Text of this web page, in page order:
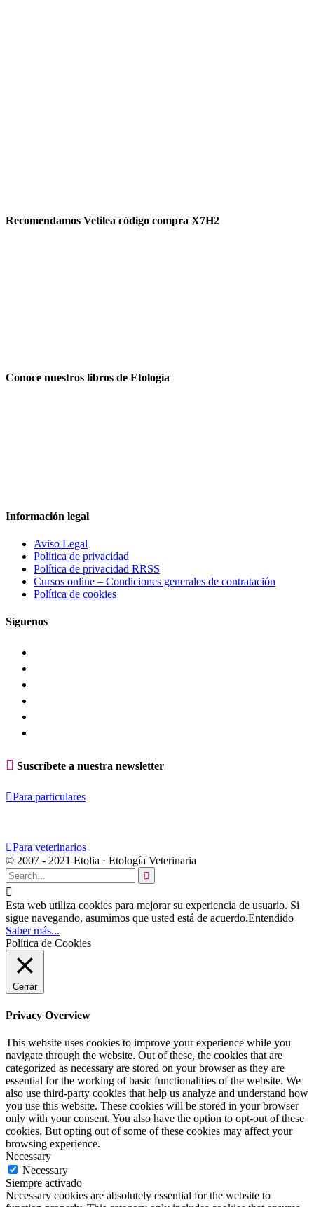
Recomendamos Vetilea código compra X7H2
Conoce nuestros libros de Etología
Información legal
Aviso Legal
Política de privacidad
Política de privacidad RRSS
Cursos online – Condiciones generales de contratación
Política de cookies
Síguenos
 Suscríbete a nuestra newsletter
Para particulares
Para veterinarios
© 2007 - 2021 Etolia · Etología Veterinaria


Esta web utiliza cookies para mejorar su experiencia de usuario. Si
sigue navegando, asumimos que usted está de acuerdo.Entendido
Saber más...
Política de Cookies
Cerrar
Privacy Overview
This website uses cookies to improve your experience while you
navigate through the website. Out of these, the cookies that are
categorized as necessary are stored on your browser as they are
essential for the working of basic functionalities of the website. We
also use third-party cookies that help us analyze and understand how
you use this website. These cookies will be stored in your browser
only with your consent. You also have the option to opt-out of these
cookies. But opting out of some of these cookies may affect your
browsing experience.
Necessary
Necessary
Siempre activado
Necessary cookies are absolutely essential for the website to